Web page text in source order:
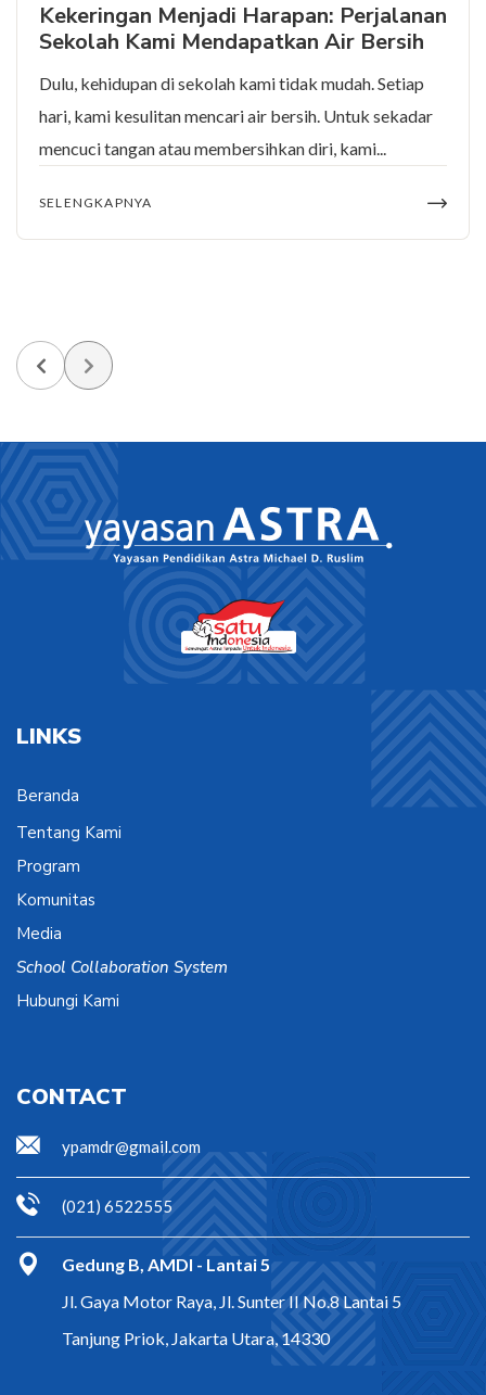
Kekeringan Menjadi Harapan: Perjalanan
Sekolah Kami Mendapatkan Air Bersih
Dulu, kehidupan di sekolah kami tidak mudah. Setiap
hari, kami kesulitan mencari air bersih. Untuk sekadar
mencuci tangan atau membersihkan diri, kami...
SELENGKAPNYA
LINKS
Beranda
Tentang Kami
Program
Komunitas
Media
School Collaboration System
Hubungi Kami
CONTACT
ypamdr@gmail.com
(021) 6522555
Gedung B, AMDI - Lantai 5
Jl. Gaya Motor Raya, Jl. Sunter II No.8 Lantai 5
Tanjung Priok, Jakarta Utara, 14330